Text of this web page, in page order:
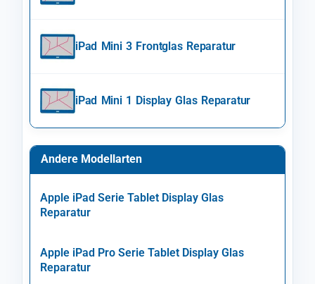
iPad Mini 3 Frontglas Reparatur
iPad Mini 1 Display Glas Reparatur
Andere Modellarten
Apple iPad Serie Tablet Display Glas
Reparatur
Apple iPad Pro Serie Tablet Display Glas
Reparatur